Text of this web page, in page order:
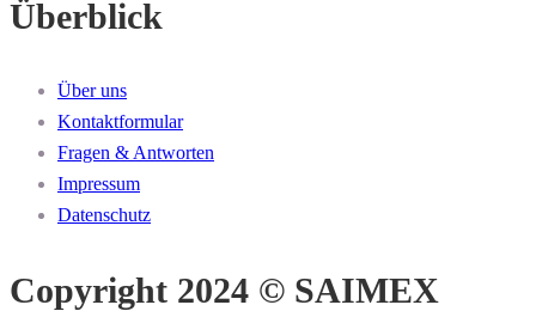
Überblick
Über uns
Kontaktformular
Fragen & Antworten
Impressum
Datenschutz
Copyright 2024 © SAIMEX